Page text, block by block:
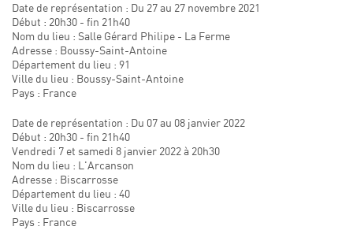
Date de représentation : Du 27 au 27 novembre 2021
Début : 20h30 - fin 21h40
Nom du lieu : Salle Gérard Philipe - La Ferme
Adresse : Boussy-Saint-Antoine
Département du lieu : 91
Ville du lieu : Boussy-Saint-Antoine
Pays : France
Date de représentation : Du 07 au 08 janvier 2022
Début : 20h30 - fin 21h40
Vendredi 7 et samedi 8 janvier 2022 à 20h30
Nom du lieu : L'Arcanson
Adresse : Biscarrosse
Département du lieu : 40
Ville du lieu : Biscarrosse
Pays : France